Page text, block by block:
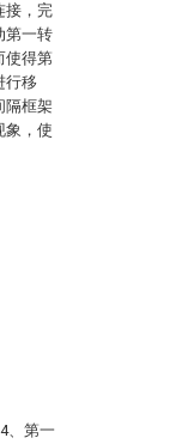
接，完
第一转
使得第
行移
隔框架
象，使
、第一